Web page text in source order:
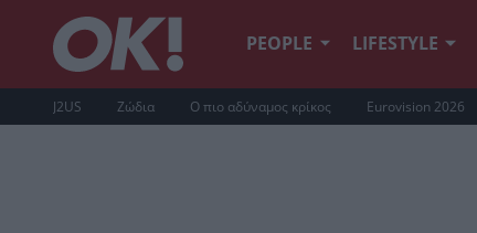
PEOPLE LIFESTYLE
J2US Ζώδια Ο πιο αδύναμος κρίκος Eurovision 2026